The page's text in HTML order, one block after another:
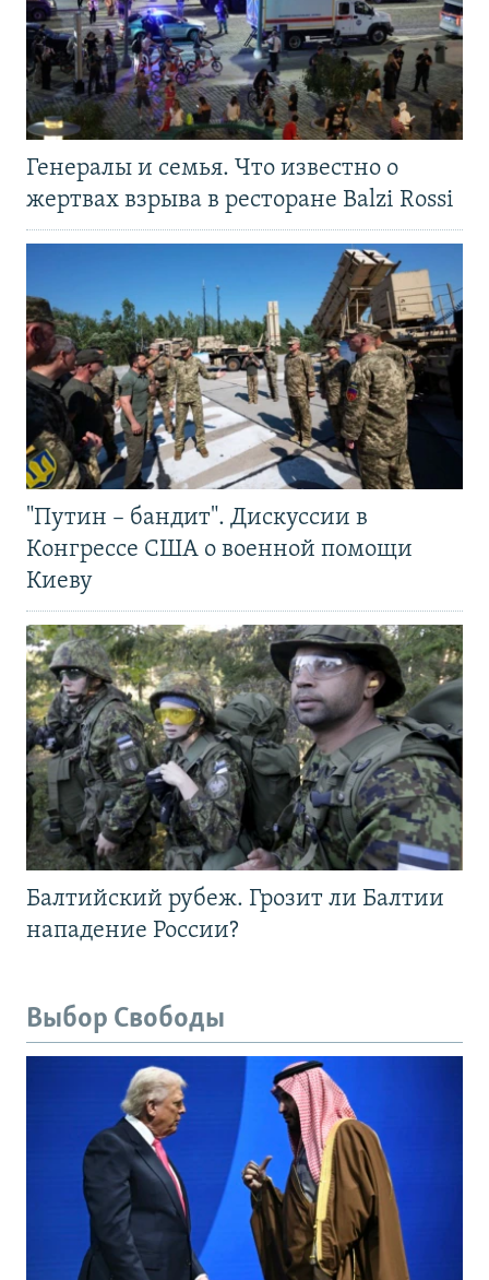
Генералы и семья. Что известно о
жертвах взрыва в ресторане Balzi Rossi
"Путин – бандит". Дискуссии в
Конгрессе США о военной помощи
Киеву
Балтийский рубеж. Грозит ли Балтии
нападение России?
Выбор Свободы